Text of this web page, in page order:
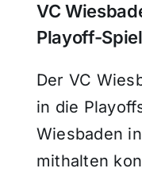
VC
Playoff-
Der VC
in die
Wiesbaden
mithalten